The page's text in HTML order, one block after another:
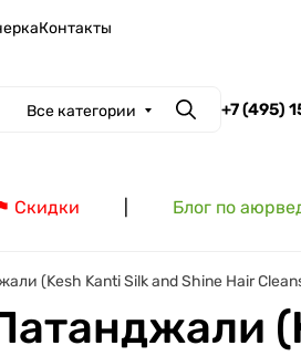
Контакты
Все категории Поиск
+7 (495)
Скидки Блог по
(Kesh Kanti Silk and Shine Hair